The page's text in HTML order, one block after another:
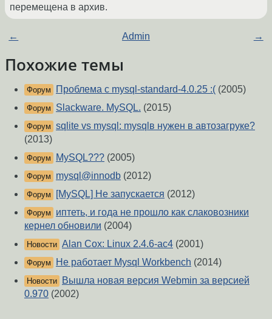
перемещена в архив.
← Admin →
Похожие темы
Форум Проблема с mysql-standard-4.0.25 :( (2005)
Форум Slackware. MySQL. (2015)
Форум sqlite vs mysql: mysqlв нужен в автозагруке?
(2013)
Форум MySQL??? (2005)
Форум mysql@innodb (2012)
Форум [MySQL] Не запускается (2012)
Форум
иптеть, и года не прошло как слаковозники
кернел обновили (2004)
Новости Alan Cox: Linux 2.4.6-ac4 (2001)
Форум Не работает Mysql Workbench (2014)
Новости
Вышла новая версия Webmin за версией
0.970 (2002)